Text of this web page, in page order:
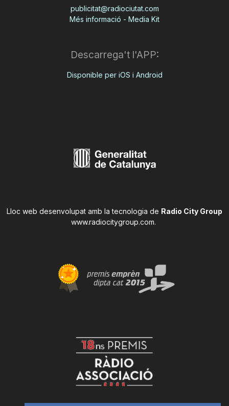
publicitat@radiociutat.com
Més informació - Media Kit
Descarrega't l'APP:
Disponible per iOS i Android
Lloc web desenvolupat amb la tecnologia de Radio City Group
www.radiocitygroup.com.